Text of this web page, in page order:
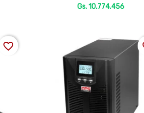
Gs. 10.774.456
favorite_border